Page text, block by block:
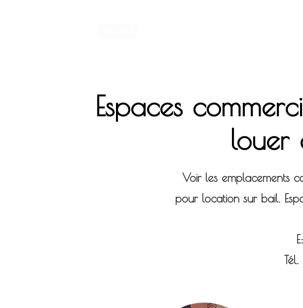
Espaces
louer
Voir les emplacements
pour location sur bail.
E: